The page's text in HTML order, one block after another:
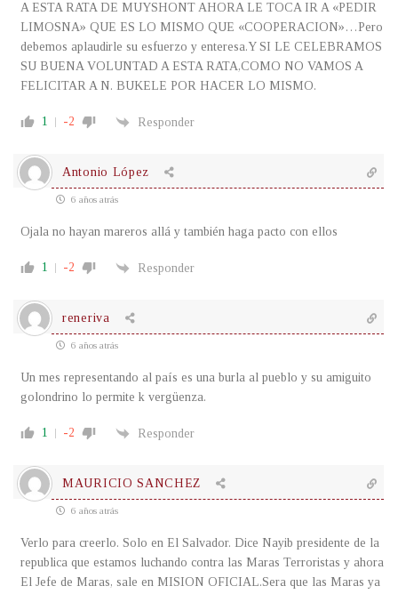
A ESTA RATA DE MUYSHONT AHORA LE TOCA IR A «PEDIR
LIMOSNA» QUE ES LO MISMO QUE «COOPERACION»…Pero
debemos aplaudirle su esfuerzo y enteresa.Y SI LE CELEBRAMOS
SU BUENA VOLUNTAD A ESTA RATA,COMO NO VAMOS A
FELICITAR A N. BUKELE POR HACER LO MISMO.
1 -2 Responder
Antonio López
6 años atrás
Ojala no hayan mareros allá y también haga pacto con ellos
1 -2 Responder
reneriva
6 años atrás
Un mes representando al país es una burla al pueblo y su amiguito
golondrino lo permite k vergüenza.
1 -2 Responder
MAURICIO SANCHEZ
6 años atrás
Verlo para creerlo. Solo en El Salvador. Dice Nayib presidente de la
republica que estamos luchando contra las Maras Terroristas y ahora
El Jefe de Maras, sale en MISION OFICIAL.Sera que las Maras ya